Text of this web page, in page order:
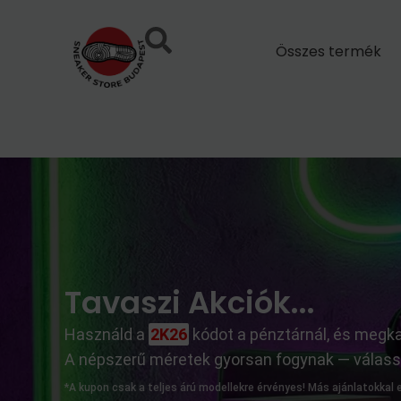
Összes termék
Tavaszi Akciók...
Használd a 2K26 kódot a pénztárnál, és
A népszerű méretek gyorsan fogynak —
*A kupon csak a teljes árú modellekre érvényes! Más